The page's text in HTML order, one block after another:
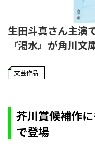
生田斗真さん主演
『渇水』が角川文
文芸作品
芥川賞候補作
で登場